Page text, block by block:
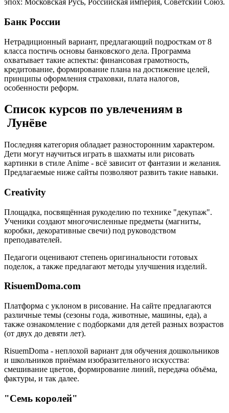
эпох: Московская Русь, Российская империя, Советский Союз.
Банк России
Нетрадиционный вариант, предлагающий подросткам от 8
класса постичь основы банковского дела. Программа
охватывает такие аспекты: финансовая грамотность,
кредитование, формирование плана на достижение целей,
принципы оформления страховки, плата налогов,
особенности реформ.
Список курсов по увлечениям в
Лунёве
Последняя категория обладает разносторонним характером.
Дети могут научиться играть в шахматы или рисовать
картинки в стиле Anime - всё зависит от фантазии и желания.
Предлагаемые ниже сайты позволяют развить такие навыки.
Creativity
Площадка, посвящённая рукоделию по технике "декупаж".
Ученики создают многочисленные предметы (магниты,
коробки, декоративные свечи) под руководством
преподавателей.
Педагоги оценивают степень оригинальности готовых
поделок, а также предлагают методы улучшения изделий.
RisuemDoma.com
Платформа с уклоном в рисование. На сайте предлагаются
различные темы (сезоны года, животные, машины, еда), а
также ознакомление с подборками для детей разных возрастов
(от двух до девяти лет).
RisuemDoma - неплохой вариант для обучения дошкольников
и школьников приёмам изобразительного искусства:
смешивание цветов, формирование линий, передача объёма,
фактуры, и так далее.
"Семь королей"